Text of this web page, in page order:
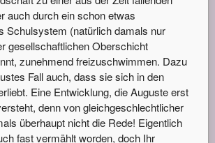
auch durch ein schon etwas
Schulsystem (natürlich damals nur
gesellschaftlichen Oberschicht
zunehmend freizuschwimmen. Dazu
Fall auch, dass sie sich in den
Eine Entwicklung, die Auguste erst
denn von gleichgeschlechtlicher
überhaupt nicht die Rede! Eigentlich
fast vermählt worden, doch Ihr